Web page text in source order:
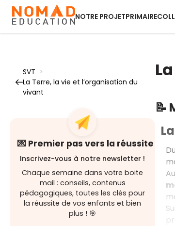
NOTRE PROJETPRIMAIRE
SVT >
La Terre, la vie et l’organisation du
vivant
💌 Premier pas vers la réussite
Inscrivez-vous à notre newsletter !
Chaque semaine dans votre boite
mail : conseils, contenus
pédagogiques, toutes les clés pour
la réussite de vos enfants et bien
plus ! 🎯
📝